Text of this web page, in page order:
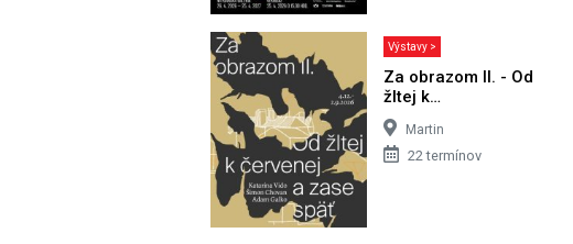
Výstavy >
Za obrazom II. - Od
žltej k…
Martin
22 termínov